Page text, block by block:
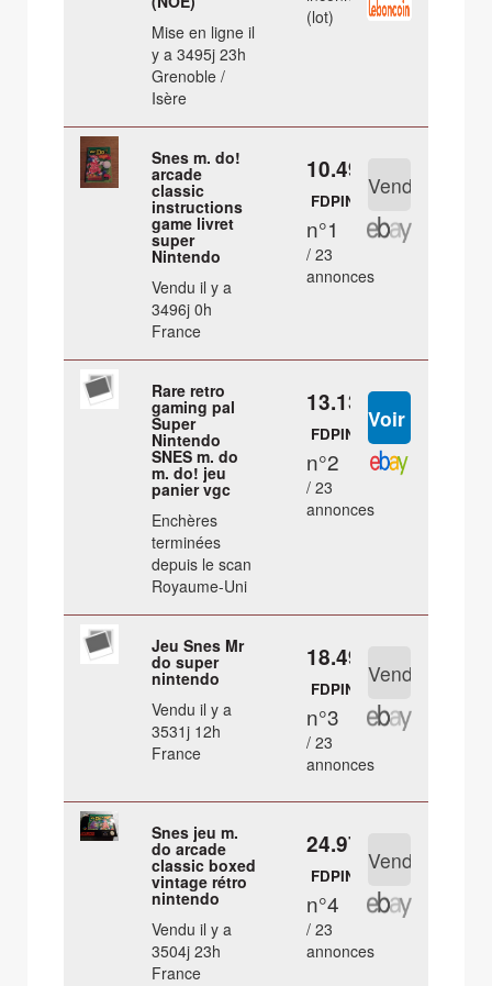
Mise en ligne il
y a 3495j 23h
Grenoble /
Isère
(lot)
Snes m. do!
arcade
classic
instructions
game livret
super
Nintendo
Vendu il y a
3496j 0h
France
10.49 €
FDPIN
n°1
/ 23
annonces
Rare retro
gaming pal
Super
Nintendo
SNES m. do
m. do! jeu
panier vgc
Enchères
terminées
depuis le scan
Royaume-Uni
13.13 €
FDPIN
n°2
/ 23
annonces
Jeu Snes Mr
do super
nintendo
Vendu il y a
3531j 12h
France
18.49 €
FDPIN
n°3
/ 23
annonces
Snes jeu m.
do arcade
classic boxed
vintage rétro
nintendo
Vendu il y a
3504j 23h
France
24.97 €
FDPIN
n°4
/ 23
annonces